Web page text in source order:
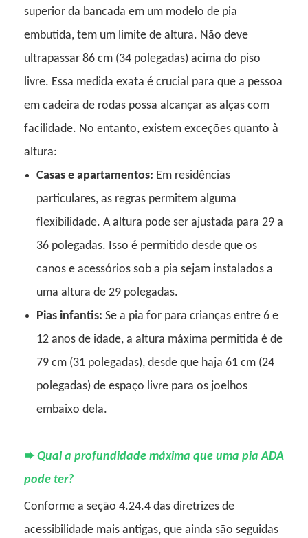
superior da bancada em um modelo de pia
embutida, tem um limite de altura. Não deve
ultrapassar 86 cm (34 polegadas) acima do piso
livre. Essa medida exata é crucial para que a pessoa
em cadeira de rodas possa alcançar as alças com
facilidade. No entanto, existem exceções quanto à
altura:
Casas e apartamentos: Em residências
particulares, as regras permitem alguma
flexibilidade. A altura pode ser ajustada para 29 a
36 polegadas. Isso é permitido desde que os
canos e acessórios sob a pia sejam instalados a
uma altura de 29 polegadas.
Pias infantis: Se a pia for para crianças entre 6 e
12 anos de idade, a altura máxima permitida é de
79 cm (31 polegadas), desde que haja 61 cm (24
polegadas) de espaço livre para os joelhos
embaixo dela.
➨Qual a profundidade máxima que uma pia ADA
pode ter?
Conforme a seção 4.24.4 das diretrizes de
acessibilidade mais antigas, que ainda são seguidas